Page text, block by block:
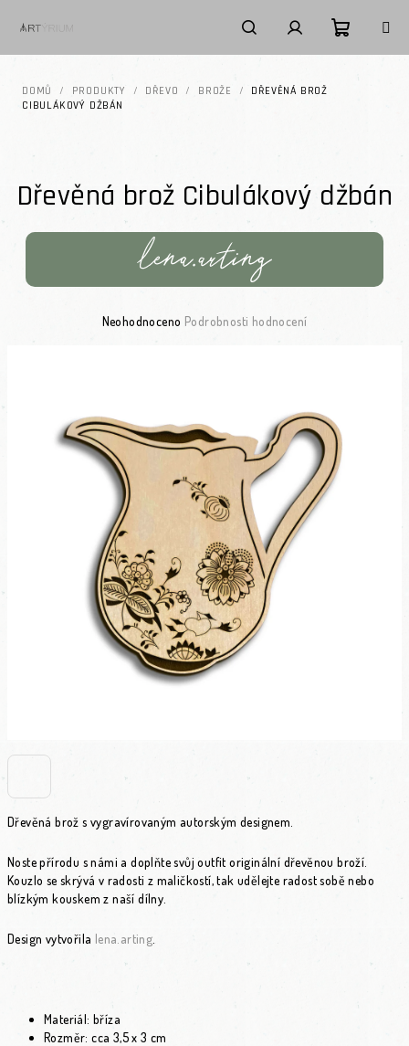
Hledat PřihlášeníNákupní
DOMŮ / PRODUKTY / DŘEVO / BROŽE /
DŘEVĚNÁ BROŽ
CIBULÁKOVÝ DŽBÁN
Dřevěná brož s vygravírovaným autorským designem.
Noste přírodu s námi a doplňte svůj outfit originální dřevěnou broží.
Kouzlo se skrývá v radosti z maličkostí, tak udělejte radost sobě nebo
blízkým kouskem z naší dílny.
Design vytvořila lena.arting
Materiál: bříza
Rozměr: cca 3,5 x 3 cm
Dřevěná brož Cibulákový džbán
Průměrné hodnocení produktu je 0,0 z 5 hvězdiček.
Neohodnoceno Podrobnosti hodnocení